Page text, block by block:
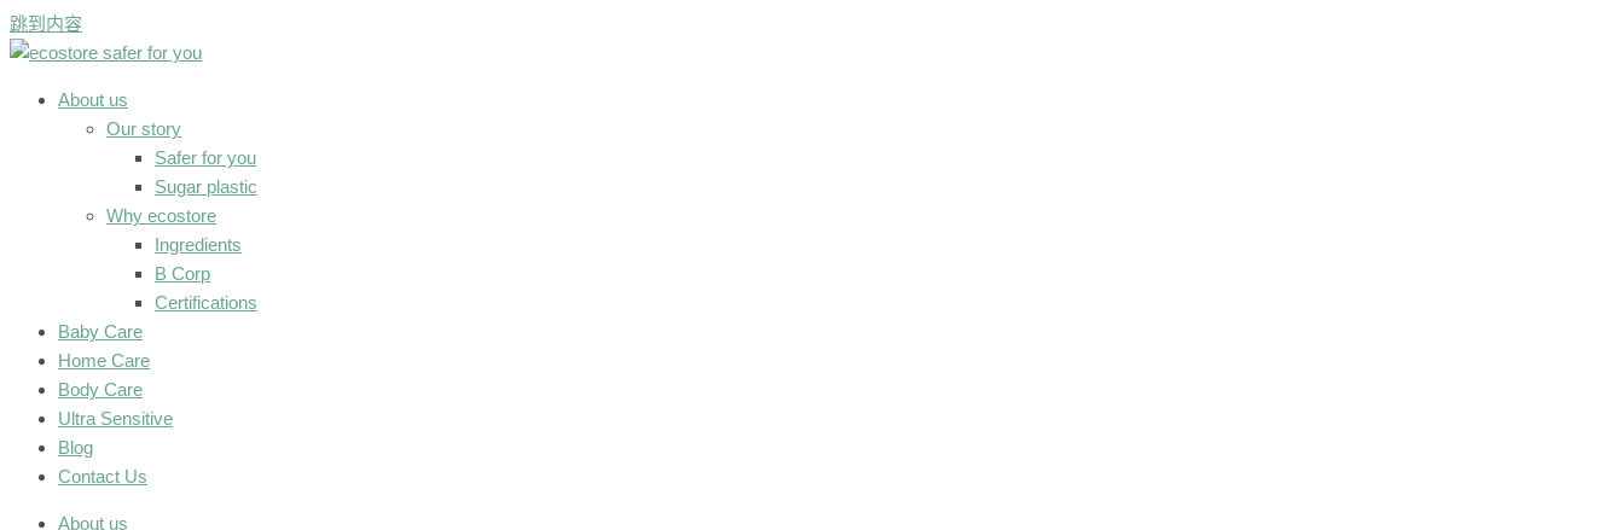
跳到内容
About us
Our story
Safer for you
Sugar plastic
Why ecostore
Ingredients
B Corp
Certifications
Baby Care
Home Care
Body Care
Ultra Sensitive
Blog
Contact Us
About us